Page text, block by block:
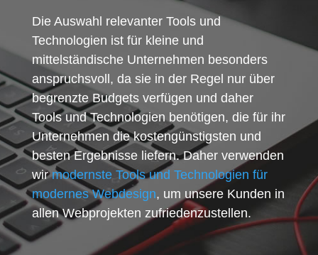
Die Auswahl relevanter Tools und
Technologien ist für kleine und
mittelständische Unternehmen besonders
anspruchsvoll, da sie in der Regel nur über
begrenzte Budgets verfügen und daher
Tools und Technologien benötigen, die für ihr
Unternehmen die kostengünstigsten und
besten Ergebnisse liefern. Daher verwenden
wirmodernste Tools und Technologien für
modernes Webdesign, um unsere Kunden in
allen Webprojekten zufriedenzustellen.